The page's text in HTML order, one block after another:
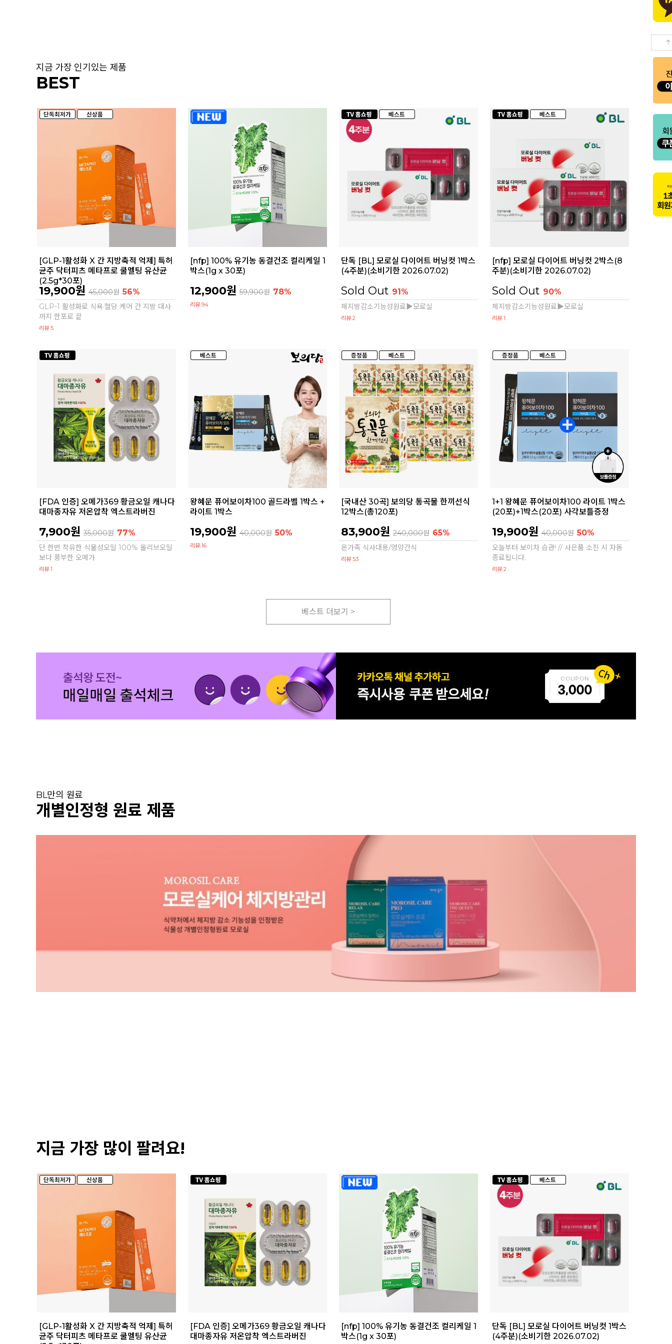
지금 가장 인기있는 제품
BEST
[GLP-1활성화 X 간 지방축적 억제] 특허
균주 닥터피츠 메타프로 쿨멜팅 유산균
(2.5g*30포)
19,900원 45,000원 56%
GLP-1 활성화로 식욕·혈당 케어 간 지방 대사
까지 한포로 끝
리뷰 5
[nfp] 100% 유기농 동결건조 컬리케일 1
박스(1g x 30포)
12,900원 59,900원 78%
리뷰 94
단독 [BL] 모로실 다이어트 버닝컷 1박스
(4주분)(소비기한 2026.07.02)
Sold Out 91%
체지방감소기능성원료▶모로실
리뷰 2
[nfp] 모로실 다이어트 버닝컷 2박스(8
주분)(소비기한 2026.07.02)
Sold Out 90%
체지방감소기능성원료▶모로실
리뷰 1
[FDA 인증] 오메가369 황금오일 캐나다
대마종자유 저온압착 엑스트라버진
7,900원 35,000원 77%
단 한번 착유한 식물성오일 100% 올리브오일
보다 풍부한 오메가
리뷰 1
왕혜문 퓨어보이차100 골드라벨 1박스 +
라이트 1박스
19,900원 40,000원 50%
리뷰 16
[국내산 30곡] 보의당 통곡물 한끼선식
12박스(총120포)
83,900원 240,000원 65%
온가족 식사대용/영양간식
리뷰 53
1+1 왕혜문 퓨어보이차100 라이트 1박스
(20포)+1박스(20포) 사각보틀증정
19,900원 40,000원 50%
오늘부터 보이차 습관! // 사은품 소진 시 자동
종료됩니다.
리뷰 2
베스트 더보기 >
BL만의 원료
개별인정형 원료 제품
지금 가장 많이 팔려요!
[GLP-1활성화 X 간 지방축적 억제] 특허
균주 닥터피츠 메타프로 쿨멜팅 유산균
[FDA 인증] 오메가369 황금오일 캐나다
대마종자유 저온압착 엑스트라버진
[nfp] 100% 유기농 동결건조 컬리케일 1
박스(1g x 30포)
단독 [BL] 모로실 다이어트 버닝컷 1박스
(4주분)(소비기한 2026.07.02)